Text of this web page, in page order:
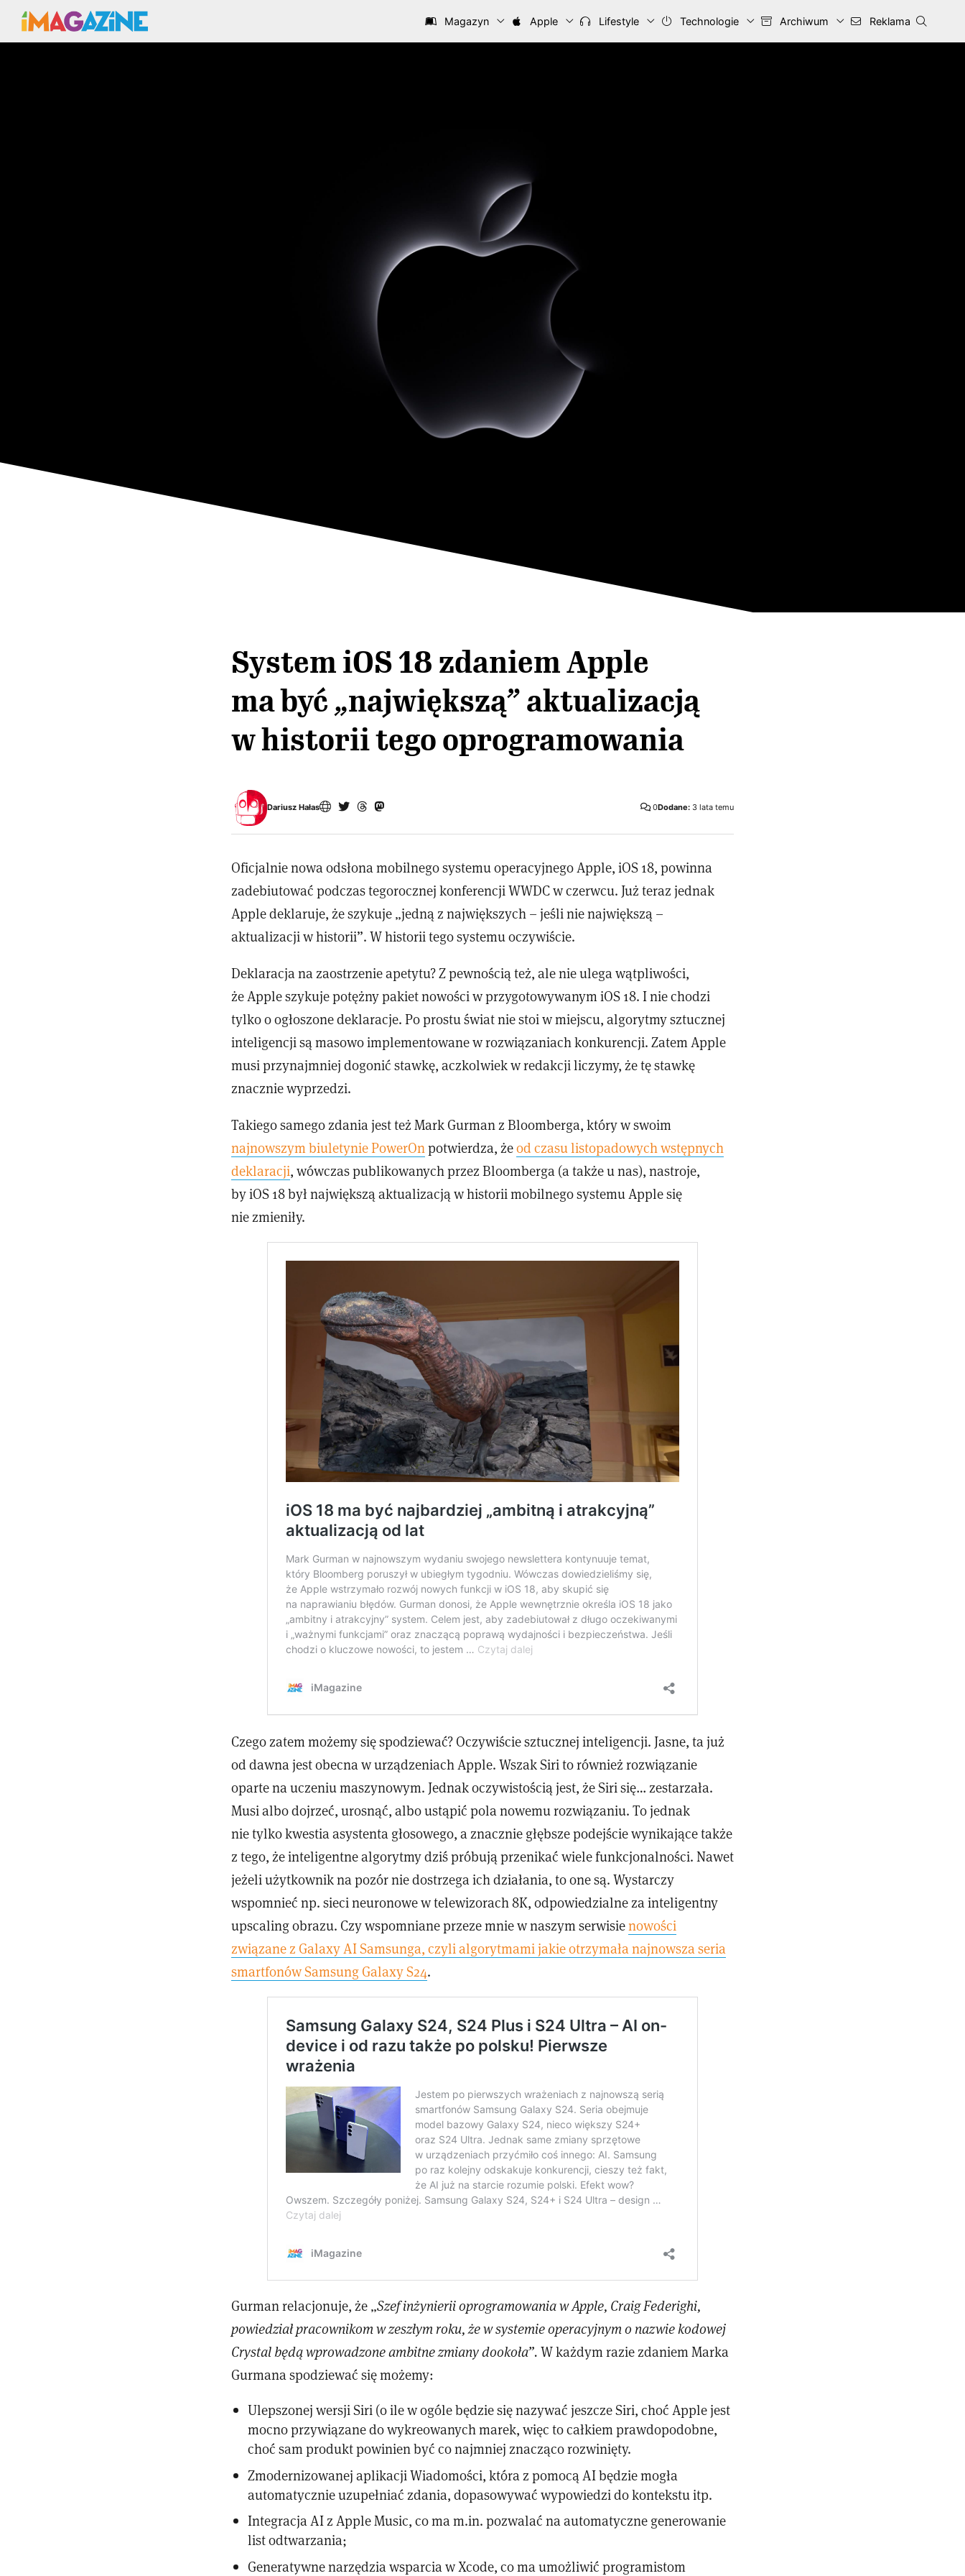
Magazyn Apple Lifestyle Technologie Archiwum Reklama
System iOS 18 zdaniem Apple
ma być „największą” aktualizacją
w historii tego oprogramowania
Dariusz Hałas 0Dodane: 3 lata temu
Oficjalnie nowa odsłona mobilnego systemu operacyjnego Apple, iOS 18, powinna
zadebiutować podczas tegorocznej konferencji WWDC w czerwcu. Już teraz jednak
Apple deklaruje, że szykuje „jedną z największych – jeśli nie największą –
aktualizacji w historii”. W historii tego systemu oczywiście.
Deklaracja na zaostrzenie apetytu? Z pewnością też, ale nie ulega wątpliwości,
że Apple szykuje potężny pakiet nowości w przygotowywanym iOS 18. I nie chodzi
tylko o ogłoszone deklaracje. Po prostu świat nie stoi w miejscu, algorytmy sztucznej
inteligencji są masowo implementowane w rozwiązaniach konkurencji. Zatem Apple
musi przynajmniej dogonić stawkę, aczkolwiek w redakcji liczymy, że tę stawkę
znacznie wyprzedzi.
Takiego samego zdania jest też Mark Gurman z Bloomberga, który w swoim
najnowszym biuletynie PowerOnpotwierdza, żeod czasu listopadowych wstępnych
deklaracji, wówczas publikowanych przez Bloomberga (a także u nas), nastroje,
by iOS 18 był największą aktualizacją w historii mobilnego systemu Apple się
nie zmieniły.
Czego zatem możemy się spodziewać? Oczywiście sztucznej inteligencji. Jasne, ta już
od dawna jest obecna w urządzeniach Apple. Wszak Siri to również rozwiązanie
oparte na uczeniu maszynowym. Jednak oczywistością jest, że Siri się… zestarzała.
Musi albo dojrzeć, urosnąć, albo ustąpić pola nowemu rozwiązaniu. To jednak
nie tylko kwestia asystenta głosowego, a znacznie głębsze podejście wynikające także
z tego, że inteligentne algorytmy dziś próbują przenikać wiele funkcjonalności. Nawet
jeżeli użytkownik na pozór nie dostrzega ich działania, to one są. Wystarczy
wspomnieć np. sieci neuronowe w telewizorach 8K, odpowiedzialne za inteligentny
upscaling obrazu. Czy wspomniane przeze mnie w naszym serwisienowości
związane z Galaxy AI Samsunga, czyli algorytmami jakie otrzymała najnowsza seria
smartfonów Samsung Galaxy S24.
Gurman relacjonuje, że „Szef inżynierii oprogramowania w Apple, Craig Federighi,
powiedział pracownikom w zeszłym roku, że w systemie operacyjnym o nazwie kodowej
Crystal będą wprowadzone ambitne zmiany dookoła”. W każdym razie zdaniem Marka
Gurmana spodziewać się możemy:
Ulepszonej wersji Siri (o ile w ogóle będzie się nazywać jeszcze Siri, choć Apple jest
mocno przywiązane do wykreowanych marek, więc to całkiem prawdopodobne,
choć sam produkt powinien być co najmniej znacząco rozwinięty.
Zmodernizowanej aplikacji Wiadomości, która z pomocą AI będzie mogła
automatycznie uzupełniać zdania, dopasowywać wypowiedzi do kontekstu itp.
Integracja AI z Apple Music, co ma m.in. pozwalać na automatyczne generowanie
list odtwarzania;
Generatywne narzędzia wsparcia w Xcode, co ma umożliwić programistom